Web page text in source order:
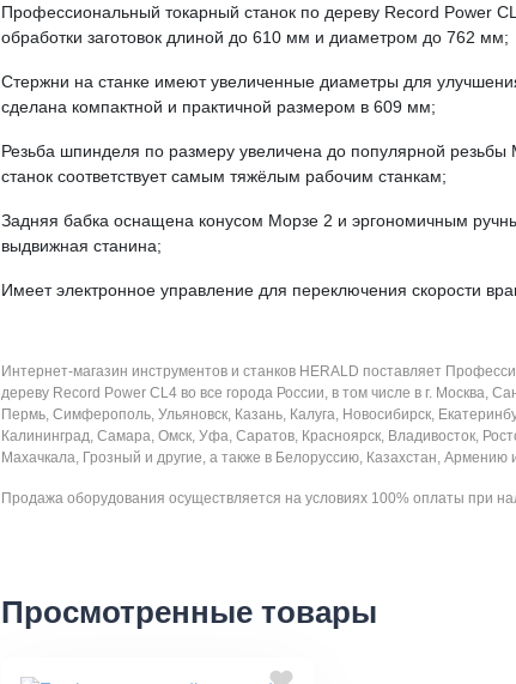
Профессиональный токарный станок по дереву Record Power
обработки заготовок длиной до 610 мм и диаметром до 762 мм;
Стержни на станке имеют увеличенные диаметры для
сделана компактной и практичной размером в 609 мм;
Резьба шпинделя по размеру увеличена до популярной резьбы
станок соответствует самым тяжёлым рабочим станкам;
Задняя бабка оснащена конусом Морзе 2 и эргономичным
выдвижная станина;
Имеет электронное управление для переключения скорости
Интернет-магазин инструментов и станков HERALD поставляет
дереву Record Power CL4 во все города России, в том числе в г. Москва,
Пермь, Симферополь, Ульяновск, Казань, Калуга, Новосибирск,
Калининград, Самара, Омск, Уфа, Саратов, Красноярск, Владивосток,
Махачкала, Грозный и другие, а также в Белоруссию, Казахстан, Армению
Продажа оборудования осуществляется на условиях 100% оплаты при
Просмотренные товары